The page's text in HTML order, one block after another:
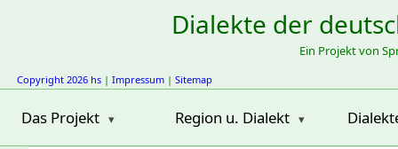
Dialekte der
Ein Projekt von
Copyright 2026 hs | Impressum | Sitemap
Das Projekt Region u. Dialekt